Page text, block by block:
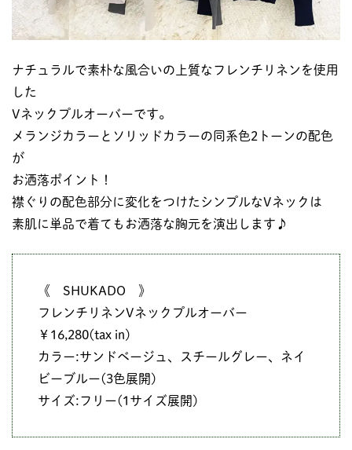
ナチュラルで素朴な風合いの上質なフレンチリネンを使用
した
Vネックプルオーバーです。
メランジカラーとソリッドカラーの同系色2トーンの配色
が
お洒落ポイント！
襟ぐりの配色部分に変化をつけたシンプルなVネックは
素肌に単品で着てもお洒落な胸元を演出します♪
《 SHUKADO 》
フレンチリネンVネックプルオーバー
￥16,280(tax in)
カラー:サンドベージュ、スチールグレー、ネイ
ビーブルー(3色展開)
サイズ:フリー(1サイズ展開)